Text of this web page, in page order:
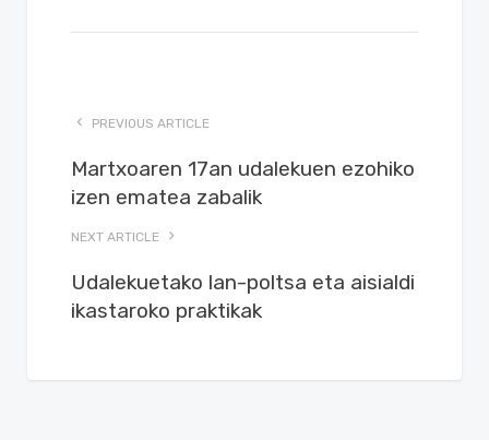
PREVIOUS ARTICLE
Martxoaren 17an udalekuen ezohiko
izen ematea zabalik
NEXT ARTICLE
Udalekuetako lan-poltsa eta aisialdi
ikastaroko praktikak